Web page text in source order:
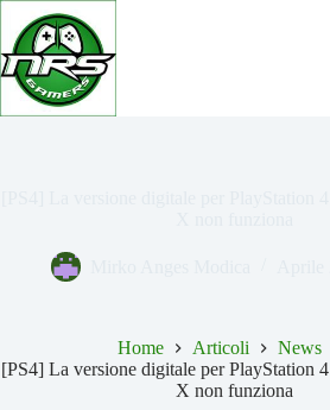
Salta
contenuto
Home Articoli
News
[PS4] La versione digitale per PlayStation
X non funziona